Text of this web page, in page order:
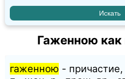
Гаженною как
гаженною -